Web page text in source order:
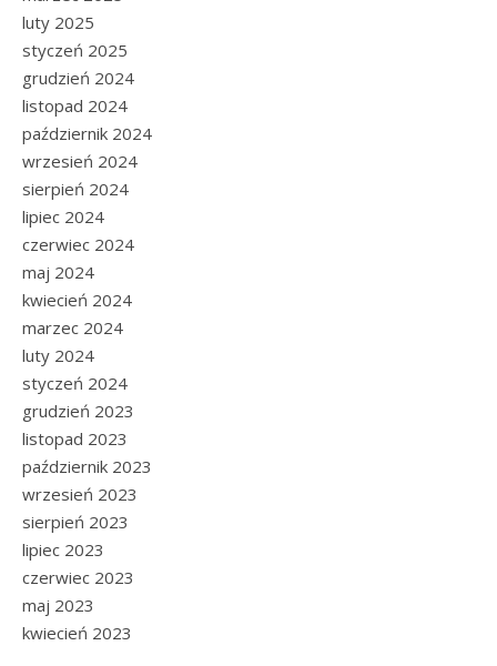
luty 2025
styczeń 2025
grudzień 2024
listopad 2024
październik 2024
wrzesień 2024
sierpień 2024
lipiec 2024
czerwiec 2024
maj 2024
kwiecień 2024
marzec 2024
luty 2024
styczeń 2024
grudzień 2023
listopad 2023
październik 2023
wrzesień 2023
sierpień 2023
lipiec 2023
czerwiec 2023
maj 2023
kwiecień 2023